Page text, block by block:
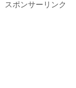
スポンサーリンク